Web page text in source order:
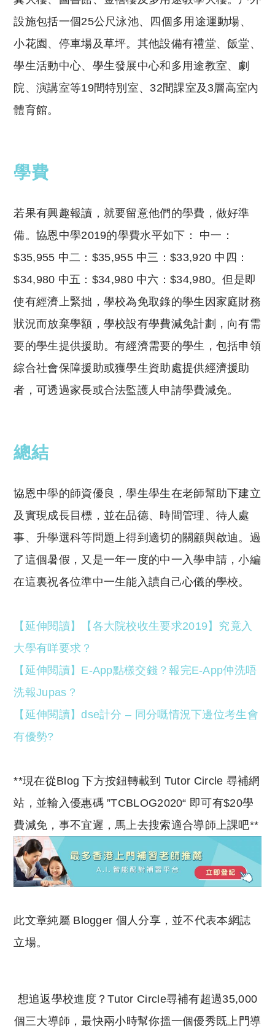
設施包括一個25公尺泳池、四個多用途運動場、
小花園、停車場及草坪。其他設備有禮堂、飯堂、
學生活動中心、學生發展中心和多用途教室、劇
院、演講室等19間特別室、32間課室及3層高室內
體育館。
學費
若果有興趣報讀，就要留意他們的學費，做好準
備。協恩中學2019的學費水平如下： 中一：
$35,955 中二：$35,955 中三：$33,920 中四：
$34,980 中五：$34,980 中六：$34,980。但是即
使有經濟上緊拙，學校為免取錄的學生因家庭財務
狀況而放棄學額，學校設有學費減免計劃，向有需
要的學生提供援助。有經濟需要的學生，包括申領
綜合社會保障援助或獲學生資助處提供經濟援助
者，可透過家長或合法監護人申請學費減免。
總結
協恩中學的師資優良，學生學生在老師幫助下建立
及實現成長目標，並在品德、時間管理、待人處
事、升學選科等問題上得到適切的關顧與啟迪。過
了這個暑假，又是一年一度的中一入學申請，小編
在這裏祝各位準中一生能入讀自己心儀的學校。
【延伸閱讀】【各大院校收生要求2019】究竟入
大學有咩要求？
【延伸閱讀】E-App點樣交錢？報完E-App仲洗唔
洗報Jupas？
【延伸閱讀】dse計分 – 同分嘅情況下邊位考生會
有優勢?
**現在從Blog 下方按鈕轉載到 Tutor Circle 尋補網
站，並輸入優惠碼 ”TCBLOG2020“ 即可有$20學
費減免，事不宜遲，馬上去搜索適合導師上課吧**
此文章純屬 Blogger 個人分享，並不代表本網誌
立場。
想追返學校進度？Tutor Circle尋補有超過35,000
個三大導師，最快兩小時幫你搵一個優秀既上門導